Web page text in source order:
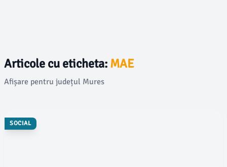
Articole cu eticheta: MAE
Afișare pentru județul Mures
SOCIAL